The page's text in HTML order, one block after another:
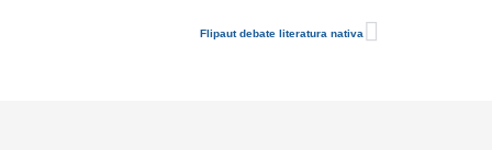
Flipaut debate literatura nativa